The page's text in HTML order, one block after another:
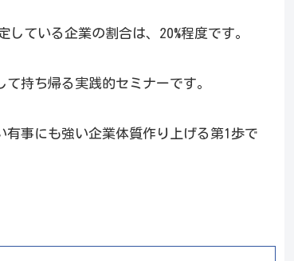
している企業の割合は、20%程度です。
持ち帰る実践的セミナーです。
有事にも強い企業体質作り上げる第1歩で